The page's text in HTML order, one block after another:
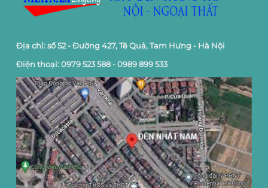
Địa chỉ: số 52 - Đường 427, Tê Quả, Tam Hưng - Hà Nội
Điện thoại: 0979 523 588 - 0989 899 533